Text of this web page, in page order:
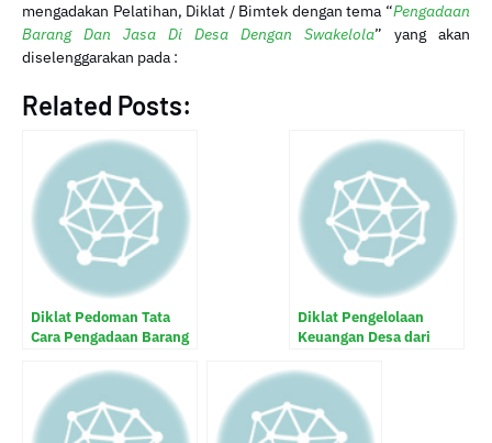
mengadakan Pelatihan, Diklat / Bimtek dengan tema “Pengadaan
Barang Dan Jasa Di Desa Dengan Swakelola” yang akan
diselenggarakan pada :
Related Posts:
Diklat Pedoman Tata
Cara Pengadaan Barang
Diklat Pengelolaan
Keuangan Desa dari
Pelaporan